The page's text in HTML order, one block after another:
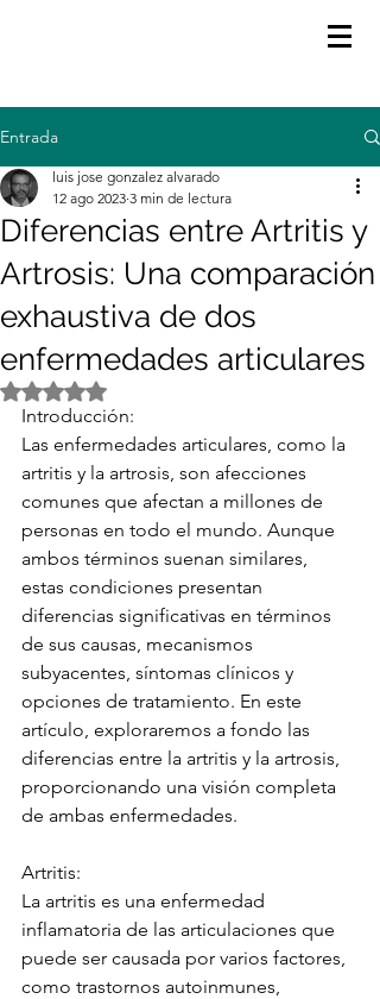
Entrada
Diferencias entre Artritis y
Artrosis: Una comparación
exhaustiva de dos
enfermedades articulares
luis jose gonzalez alvarado
12 ago 2023 3 min de lectura
Obtuvo NaN de 5 estrellas.
Introducción:
Las enfermedades articulares, como la
artritis y la artrosis, son afecciones
comunes que afectan a millones de
personas en todo el mundo. Aunque
ambos términos suenan similares,
estas condiciones presentan
diferencias significativas en términos
de sus causas, mecanismos
subyacentes, síntomas clínicos y
opciones de tratamiento. En este
artículo, exploraremos a fondo las
diferencias entre la artritis y la artrosis,
proporcionando una visión completa
de ambas enfermedades.
Artritis:
La artritis es una enfermedad
inflamatoria de las articulaciones que
puede ser causada por varios factores,
como trastornos autoinmunes,